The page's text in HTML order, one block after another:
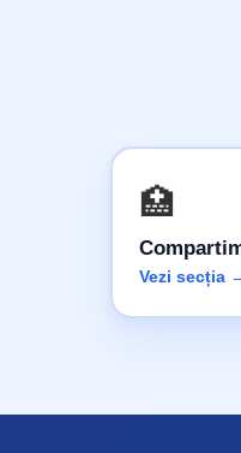
🏥
Vezi secția